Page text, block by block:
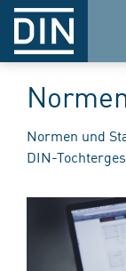
Normen und
DIN-